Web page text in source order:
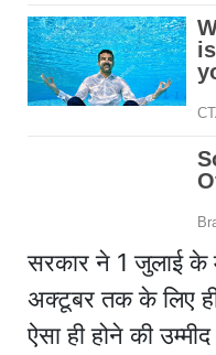
सरकार ने 1 जुलाई के
अक्टूबर तक के लिए ही
ऐसा ही होने की